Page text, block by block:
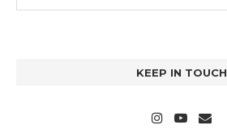
KEEP IN TOUCH